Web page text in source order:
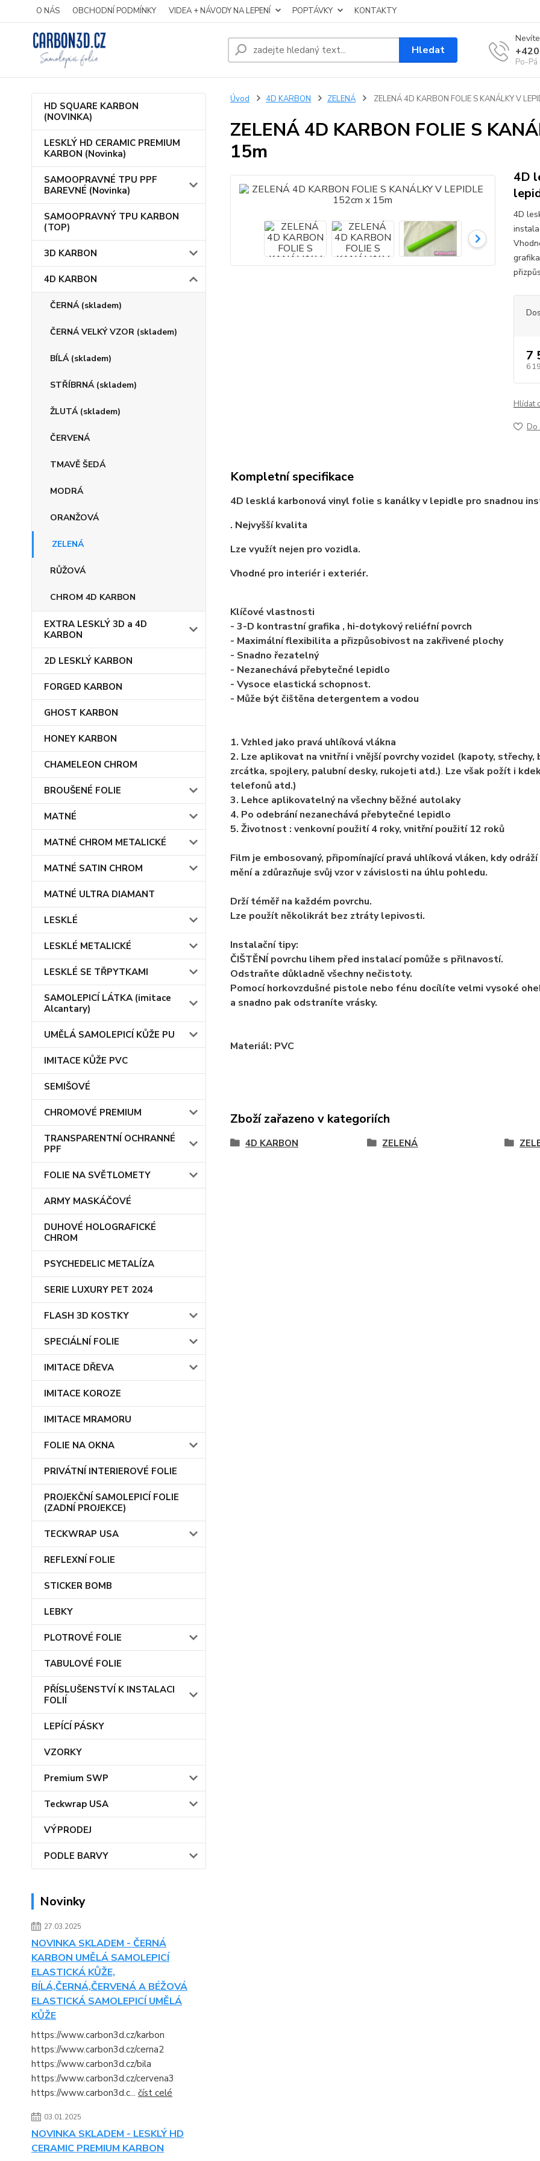
O NÁS OBCHODNÍ PODMÍNKY VIDEA + NÁVODY NA LEPENÍ POPTÁVKY KONTAKTY
Hledat
Po-
HD SQUARE KARBON
(NOVINKA)
LESKLÝ HD CERAMIC PREMIUM
KARBON (Novinka)
SAMOOPRAVNÉ TPU PPF
BAREVNÉ (Novinka)
SAMOOPRAVNÝ TPU KARBON
(TOP)
3D KARBON
4D KARBON
ČERNÁ (skladem)
ČERNÁ VELKÝ VZOR (skladem)
BÍLÁ (skladem)
STŘÍBRNÁ (skladem)
ŽLUTÁ (skladem)
ČERVENÁ
TMAVĚ ŠEDÁ
MODRÁ
ORANŽOVÁ
ZELENÁ
RŮŽOVÁ
CHROM 4D KARBON
EXTRA LESKLÝ 3D a 4D
KARBON
2D LESKLÝ KARBON
FORGED KARBON
GHOST KARBON
HONEY KARBON
CHAMELEON CHROM
BROUŠENÉ FOLIE
MATNÉ
MATNÉ CHROM METALICKÉ
MATNÉ SATIN CHROM
MATNÉ ULTRA DIAMANT
LESKLÉ
LESKLÉ METALICKÉ
LESKLÉ SE TŘPYTKAMI
SAMOLEPICÍ LÁTKA (imitace
Alcantary)
UMĚLÁ SAMOLEPICÍ KŮŽE PU
IMITACE KŮŽE PVC
SEMIŠOVÉ
CHROMOVÉ PREMIUM
TRANSPARENTNÍ OCHRANNÉ
PPF
FOLIE NA SVĚTLOMETY
ARMY MASKÁČOVÉ
DUHOVÉ HOLOGRAFICKÉ
CHROM
PSYCHEDELIC METALÍZA
SERIE LUXURY PET 2024
FLASH 3D KOSTKY
SPECIÁLNÍ FOLIE
IMITACE DŘEVA
IMITACE KOROZE
IMITACE MRAMORU
FOLIE NA OKNA
PRIVÁTNÍ INTERIEROVÉ FOLIE
PROJEKČNÍ SAMOLEPICÍ FOLIE
(ZADNÍ PROJEKCE)
TECKWRAP USA
REFLEXNÍ FOLIE
STICKER BOMB
LEBKY
PLOTROVÉ FOLIE
TABULOVÉ FOLIE
PŘÍSLUŠENSTVÍ K INSTALACI
FOLIÍ
LEPÍCÍ PÁSKY
VZORKY
Premium SWP
Teckwrap USA
VÝPRODEJ
PODLE BARVY
Novinky
27.03.2025
NOVINKA SKLADEM - ČERNÁ
KARBON UMĚLÁ SAMOLEPICÍ
ELASTICKÁ KŮŽE,
BÍLÁ,ČERNÁ,ČERVENÁ A BÉŽOVÁ
ELASTICKÁ SAMOLEPICÍ UMĚLÁ
KŮŽE
https://www.carbon3d.cz/karbon
https://www.carbon3d.cz/cerna2
https://www.carbon3d.cz/bila
https://www.carbon3d.cz/cervena3
https://www.carbon3d.c... číst celé
03.01.2025
NOVINKA SKLADEM - LESKLÝ HD
CERAMIC PREMIUM KARBON
Úvod 4D KARBON ZELENÁ ZELENÁ 4D KARBON FOLIE S KANÁLKY V
ZELENÁ 4D KARBON FOLIE S
15m
4D
4D
7
6
Hlídat
Do
Kompletní specifikace
4D lesklá karbonová vinyl folie s kanálky v lepidle pro snadnou
. Nejvyšší kvalita
Lze využít nejen pro vozidla.
Vhodné pro interiér i exteriér.
Klíčové vlastnosti
- 3-D kontrastní grafika , hi-dotykový reliéfní povrch
- Maximální flexibilita a přizpůsobivost na zakřivené plochy
- Snadno řezatelný
- Nezanechává přebytečné lepidlo
- Vysoce elastická schopnost.
- Může být čištěna detergentem a vodou
1. Vzhled jako pravá uhlíková vlákna
2. Lze aplikovat na vnitřní i vnější povrchy vozidel (kapoty, střechy,
zrcátka, spojlery, palubní desky, rukojeti atd.). Lze však požít i
telefonů atd.)
3. Lehce aplikovatelný na všechny běžné autolaky
4. Po odebrání nezanechává přebytečné lepidlo
5. Životnost : venkovní použití 4 roky, vnitřní použití 12 roků
Film je embosovaný, připomínající pravá uhlíková vláken, kdy
mění a zdůrazňuje svůj vzor v závislosti na úhlu pohledu.
Drží téměř na každém povrchu.
Lze použít několikrát bez ztráty lepivosti.
Instalační tipy:
ČIŠTĚNÍ povrchu lihem před instalací pomůže s přilnavostí.
Odstraňte důkladně všechny nečistoty.
Pomocí horkovzdušné pistole nebo fénu docílíte velmi vysoké
a snadno pak odstraníte vrásky.
Materiál: PVC
Zboží zařazeno v kategoriích
4D KARBON ZELENÁ